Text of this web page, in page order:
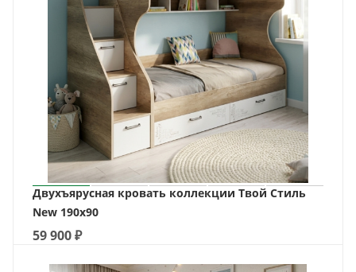
Двухъярусная кровать коллекции Твой Стиль
New 190х90
59 900₽